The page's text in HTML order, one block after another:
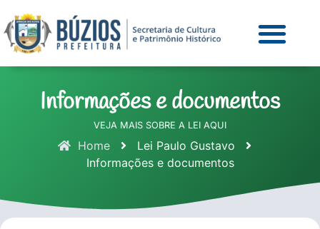
Informações e documentos
VEJA MAIS SOBRE A LEI AQUI
Home
Lei Paulo Gustavo
Informações e documentos